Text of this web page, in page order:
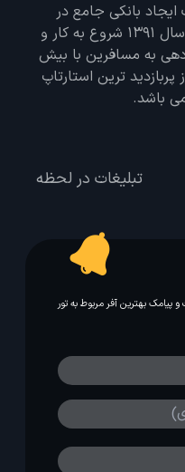
بانکی جامع در
تمامی زمینه های گردشگری در سال 1391 شروع به کار و
سرویس دهی به مسافرین با بیش
ترین استارتاپ
باشد.
تبلیغات در لحظه
بهترین آفر مربوط به تور